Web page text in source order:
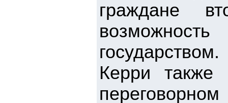
граждане
государством.
Керри также